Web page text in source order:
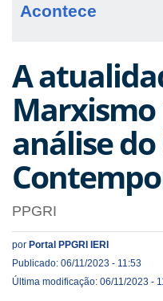
Acontece
A
Marxismo
análise
PPGRI
por Portal PPGRI IERI
Publicado: 06/11/2023 - 11:53
Última modificação: 06/11/2023 -